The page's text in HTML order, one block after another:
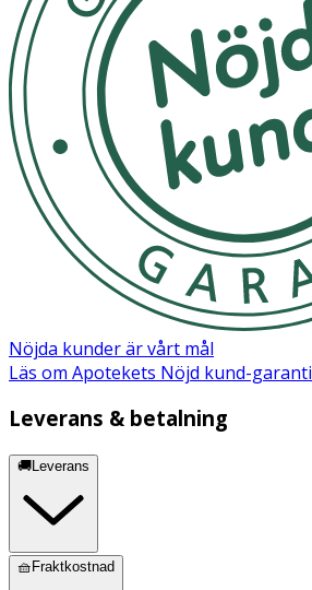
Nöjda kunder är vårt mål
Läs om Apotekets Nöjd kund-garanti
Leverans & betalning
🚚Leverans
🧺Fraktkostnad